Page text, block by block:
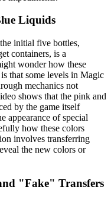
Liquids
initial five bottles,
containers, is a
wonder how these
that some levels in Magic
mechanics not
shows that the pink and
by the game itself
appearance of special
how these colors
involves transferring
the new colors or
"Fake" Transfers